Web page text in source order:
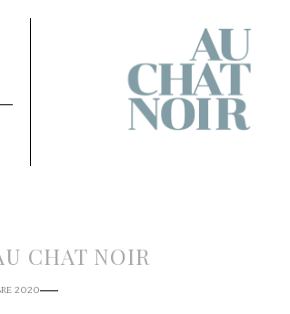
CHAT NOIR
2020